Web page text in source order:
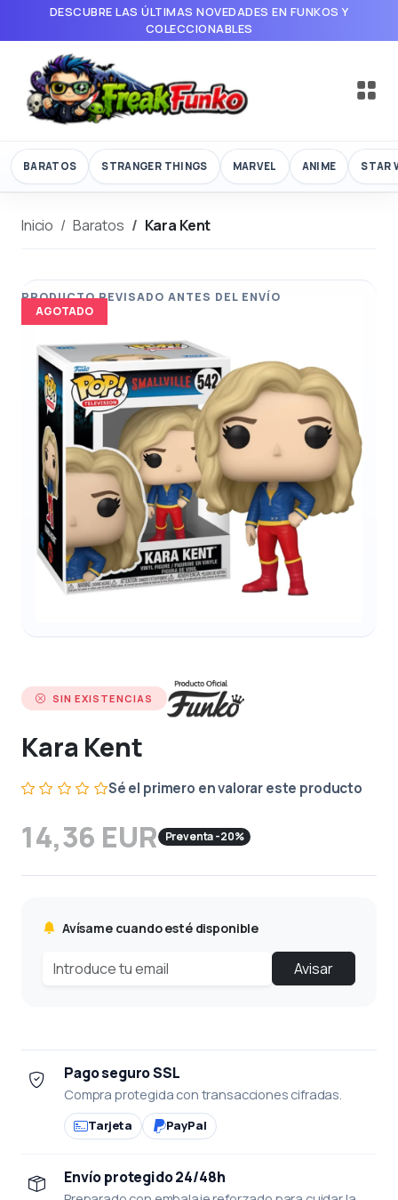
DESCUBRE LAS ÚLTIMAS NOVEDADES EN FUNKOS Y
COLECCIONABLES
BARATOS STRANGER THINGS MARVEL ANIME STAR
Inicio Baratos Kara Kent
AGOTADO
SIN EXISTENCIAS
Kara Kent
Sé el primero en valorar este producto
14,36 EUR Preventa -20%
Avísame cuando esté disponible
Avisar
Pago seguro SSL
Compra protegida con transacciones cifradas.
Tarjeta PayPal
Envío protegido 24/48h